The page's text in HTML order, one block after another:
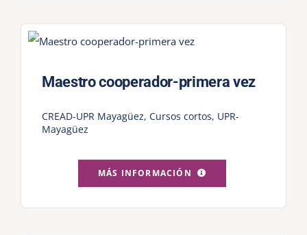
Maestro cooperador-primera vez
CREAD-UPR Mayagüez, Cursos cortos, UPR-
Mayagüez
MÁS INFORMACIÓN